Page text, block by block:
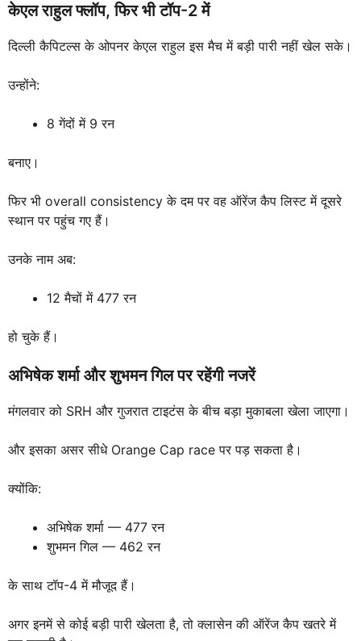
केएल राहुल फ्लॉप, फिर भी टॉप-2 में
दिल्ली कैपिटल्स के ओपनर केएल राहुल इस मैच में बड़ी पारी नहीं खेल सके।
उन्होंने:
8 गेंदों में 9 रन
बनाए।
फिर भी overall consistency के दम पर वह ऑरेंज कैप लिस्ट में दूसरे
स्थान पर पहुंच गए हैं।
उनके नाम अब:
12 मैचों में 477 रन
हो चुके हैं।
अभिषेक शर्मा और शुभमन गिल पर रहेंगी नजरें
मंगलवार को SRH और गुजरात टाइटंस के बीच बड़ा मुकाबला खेला जाएगा।
और इसका असर सीधे Orange Cap race पर पड़ सकता है।
क्योंकि:
अभिषेक शर्मा — 477 रन
शुभमन गिल — 462 रन
के साथ टॉप-4 में मौजूद हैं।
अगर इनमें से कोई बड़ी पारी खेलता है, तो क्लासेन की ऑरेंज कैप खतरे में